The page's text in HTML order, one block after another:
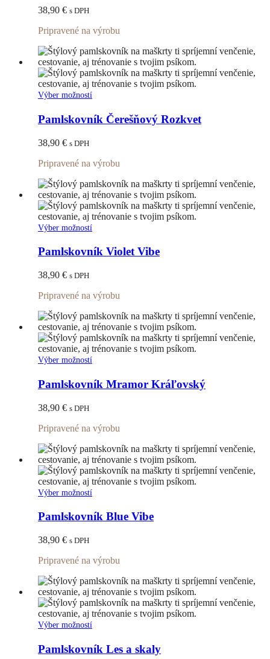
si
môžete
vybrať
na
stránke
produktu.
38,90 € s DPH
Pripravené na výrobu
Výber možnostíTento
má
viacero
môžete
vybrať
na
stránke
produktu.
Pamlskovník Čerešňový Rozkvet
38,90 € s DPH
Pripravené na výrobu
Výber možnostíTento
má
viacero
si
môžete
vybrať
na
stránke
produktu.
Pamlskovník Violet Vibe
38,90 € s DPH
Pripravené na výrobu
Výber možnostíTento
má
viacero
môžete
vybrať
na
stránke
produktu.
Pamlskovník Mramor Kráľovský
38,90 € s DPH
Pripravené na výrobu
Výber možnostíTento
má
viacero
si
môžete
vybrať
na
stránke
produktu.
Pamlskovník Blue Vibe
38,90 € s DPH
Pripravené na výrobu
Výber možnostíTento
má
viacero
Pamlskovník Les a skaly